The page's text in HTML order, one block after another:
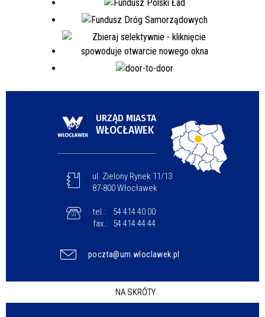
URZĄD MIASTA
WŁOCŁAWEK
ul. Zielony Rynek 11/13
87-800 Włocławek
tel.:
54 414 40 00
fax.:
54 414 44 44
poczta@um.wloclawek.pl
NA SKRÓTY